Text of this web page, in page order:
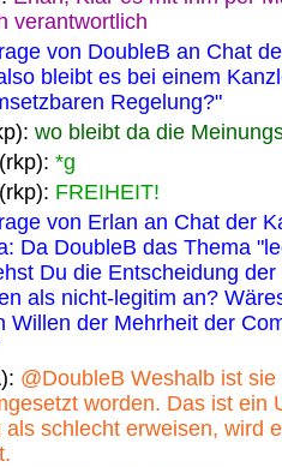
verantwortlich
von DoubleB an Chat
bleibt es bei einem
Regelung?"
wo bleibt da die
*g
FREIHEIT!
von Erlan an Chat der
Da DoubleB das Thema
Du die Entscheidung
als nicht-legitim an?
Willen der Mehrheit der
@DoubleB Weshalb ist
worden. Das ist ein
als schlecht erweisen, wird